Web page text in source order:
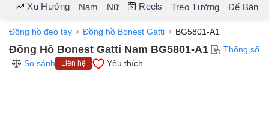
Xu Hướng Nam Nữ Reels Treo Tường Để Bàn
Đồng hồ đeo tay Đồng hồ Bonest Gatti BG5801-A1
Đồng Hồ Bonest Gatti Nam BG5801-A1
Thông số
So sánh
Liên hệ Yêu thích